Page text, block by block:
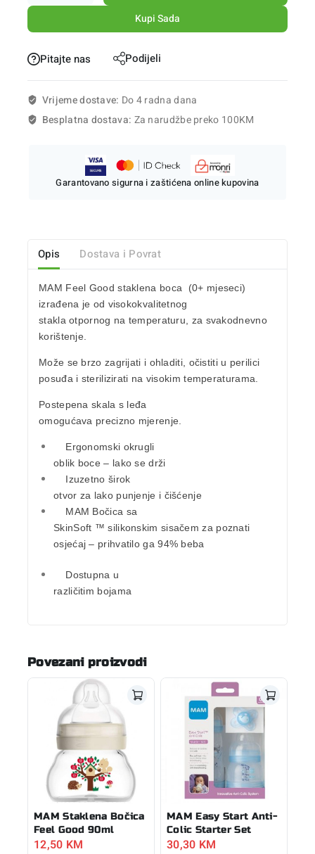
Kupi Sada
Pitajte nas Podijeli
Vrijeme dostave: Do 4 radna dana
Besplatna dostava: Za narudžbe preko 100KM
Garantovano sigurna i zaštićena online kupovina
Opis Dostava i Povrat
MAM Feel Good staklena boca (0+ mjeseci)
izrađena je od visokokvalitetnog
staklaotpornog na temperaturu, za svakodnevno
korištenje.
Može se brzo zagrijati i ohladiti, očistiti u perilici
posuđa i sterilizirati na visokim temperaturama.
Postepena skala s leđa
omogućava precizno mjerenje.
Ergonomski okrugli
oblik boce – lako se drži
Izuzetno širok
otvor za lako punjenje i čišćenje
MAM Bočica sa
SkinSoft ™ silikonskim sisačemza poznati
osjećaj – prihvatilo ga 94% beba
Dostupna u
različitim bojama
Povezani proizvodi
MAM Staklena Bočica
Feel Good 90ml
12,50 KM
MAM Easy Start Anti-
Colic Starter Set
30,30 KM